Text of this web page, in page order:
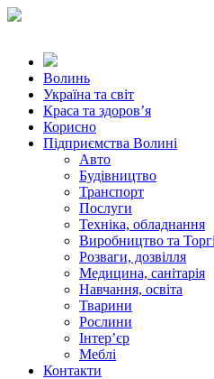
Волинь
Україна та світ
Краса та здоров’я
Корисно
Підприємства Волині
Авто
Будівництво
Транспорт
Послуги
Техніка, обладнання
Виробництво та
Розваги, дозвілля
Медицина, санітарія
Навчання, освіта
Тварини
Рослини
Інтер’єр
Меблі
Контакти